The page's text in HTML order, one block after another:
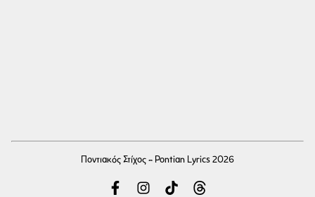
Ποντιακός Στίχος - Pontian Lyrics 2026